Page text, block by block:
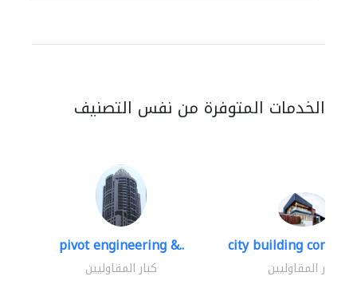
الخدمات المتوفرة من نفس التصنيف
pivot engineering &..
كبار المقاوليين
city building
كبار المقاوليين